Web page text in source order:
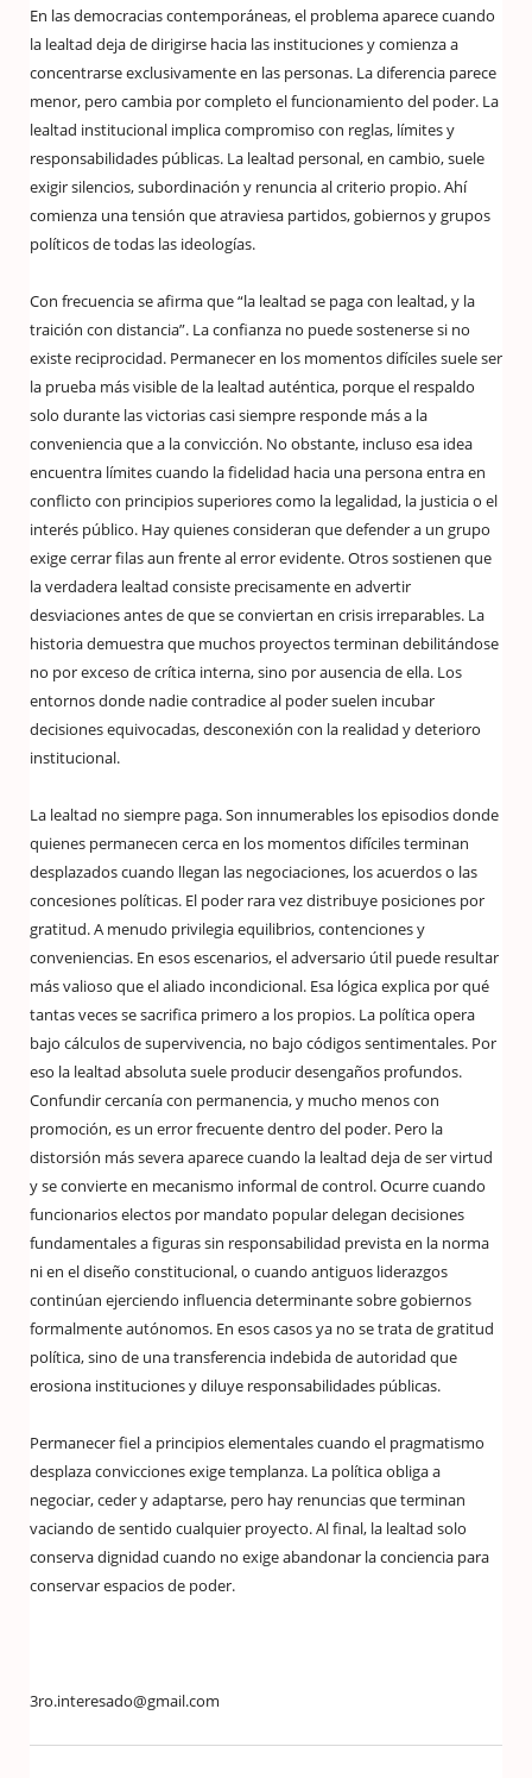
En las democracias contemporáneas, el problema aparece cuando
la lealtad deja de dirigirse hacia las instituciones y comienza a
concentrarse exclusivamente en las personas. La diferencia parece
menor, pero cambia por completo el funcionamiento del poder. La
lealtad institucional implica compromiso con reglas, límites y
responsabilidades públicas. La lealtad personal, en cambio, suele
exigir silencios, subordinación y renuncia al criterio propio. Ahí
comienza una tensión que atraviesa partidos, gobiernos y grupos
políticos de todas las ideologías.
Con frecuencia se afirma que “la lealtad se paga con lealtad, y la
traición con distancia”. La confianza no puede sostenerse si no
existe reciprocidad. Permanecer en los momentos difíciles suele ser
la prueba más visible de la lealtad auténtica, porque el respaldo
solo durante las victorias casi siempre responde más a la
conveniencia que a la convicción. No obstante, incluso esa idea
encuentra límites cuando la fidelidad hacia una persona entra en
conflicto con principios superiores como la legalidad, la justicia o el
interés público. Hay quienes consideran que defender a un grupo
exige cerrar filas aun frente al error evidente. Otros sostienen que
la verdadera lealtad consiste precisamente en advertir
desviaciones antes de que se conviertan en crisis irreparables. La
historia demuestra que muchos proyectos terminan debilitándose
no por exceso de crítica interna, sino por ausencia de ella. Los
entornos donde nadie contradice al poder suelen incubar
decisiones equivocadas, desconexión con la realidad y deterioro
institucional.
La lealtad no siempre paga. Son innumerables los episodios donde
quienes permanecen cerca en los momentos difíciles terminan
desplazados cuando llegan las negociaciones, los acuerdos o las
concesiones políticas. El poder rara vez distribuye posiciones por
gratitud. A menudo privilegia equilibrios, contenciones y
conveniencias. En esos escenarios, el adversario útil puede resultar
más valioso que el aliado incondicional. Esa lógica explica por qué
tantas veces se sacrifica primero a los propios. La política opera
bajo cálculos de supervivencia, no bajo códigos sentimentales. Por
eso la lealtad absoluta suele producir desengaños profundos.
Confundir cercanía con permanencia, y mucho menos con
promoción, es un error frecuente dentro del poder. Pero la
distorsión más severa aparece cuando la lealtad deja de ser virtud
y se convierte en mecanismo informal de control. Ocurre cuando
funcionarios electos por mandato popular delegan decisiones
fundamentales a figuras sin responsabilidad prevista en la norma
ni en el diseño constitucional, o cuando antiguos liderazgos
continúan ejerciendo influencia determinante sobre gobiernos
formalmente autónomos. En esos casos ya no se trata de gratitud
política, sino de una transferencia indebida de autoridad que
erosiona instituciones y diluye responsabilidades públicas.
Permanecer fiel a principios elementales cuando el pragmatismo
desplaza convicciones exige templanza. La política obliga a
negociar, ceder y adaptarse, pero hay renuncias que terminan
vaciando de sentido cualquier proyecto. Al final, la lealtad solo
conserva dignidad cuando no exige abandonar la conciencia para
conservar espacios de poder.
3ro.interesado@gmail.com